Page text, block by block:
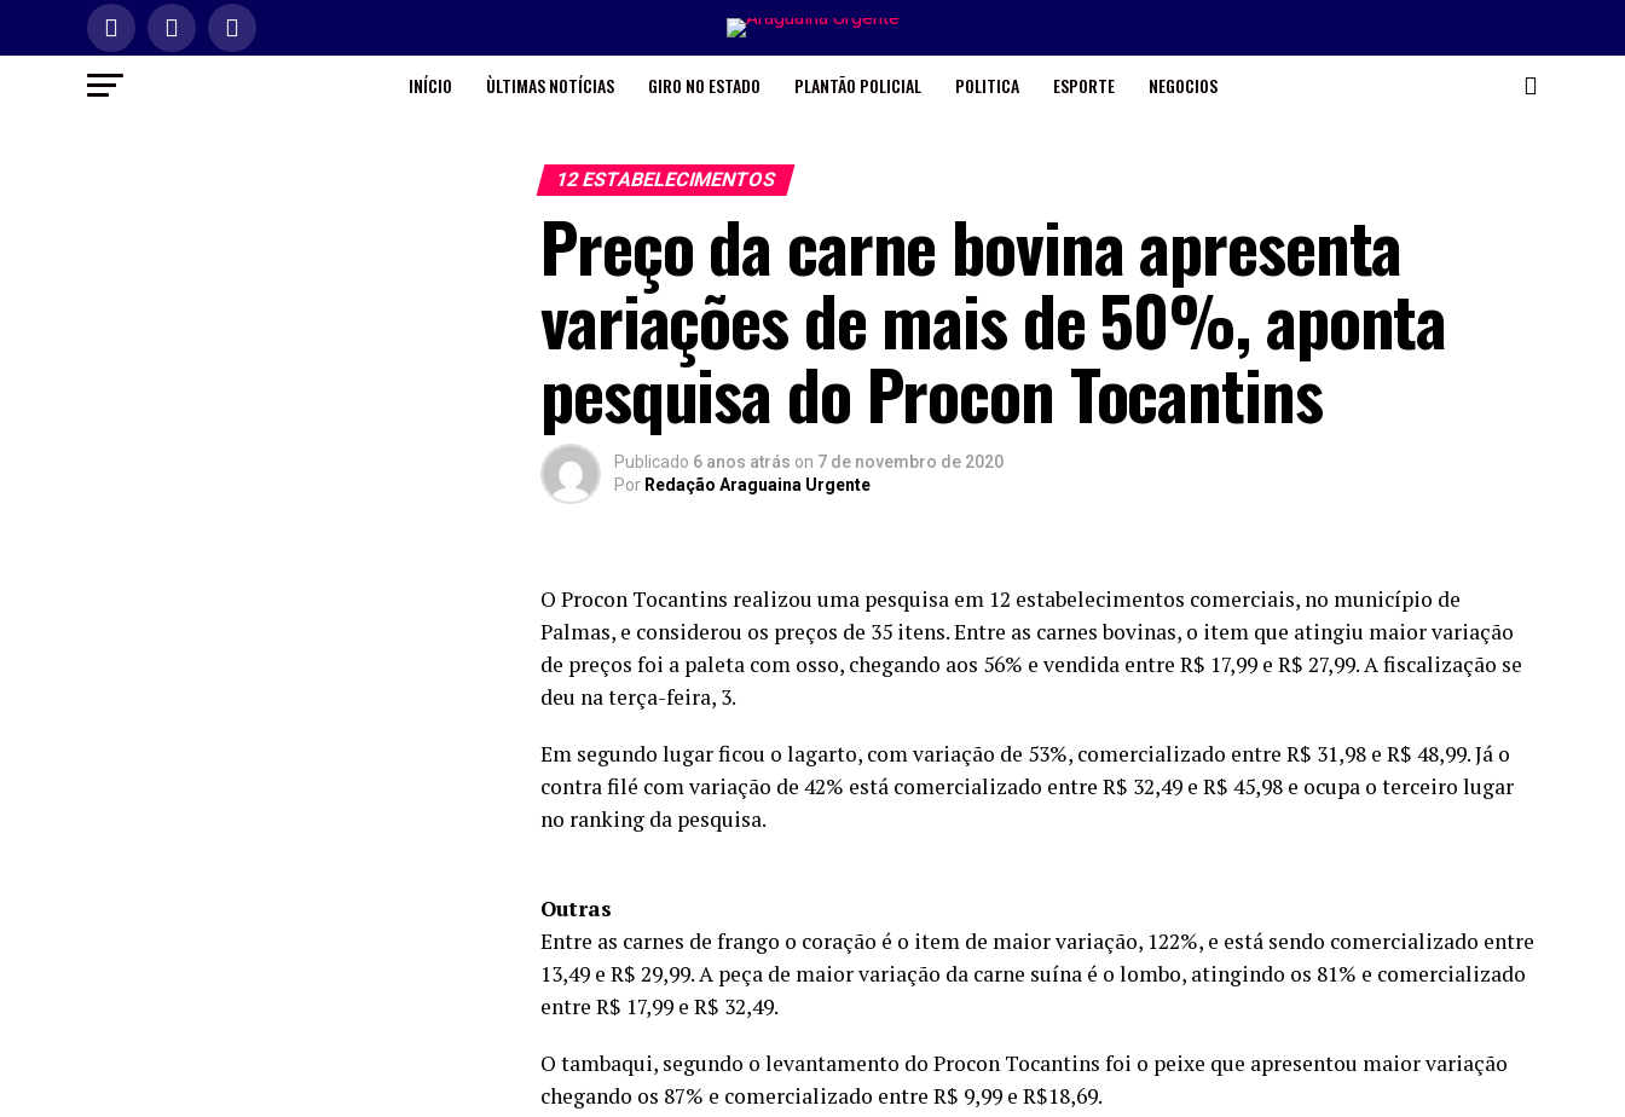
INÍCIO ÙLTIMAS NOTÍCIAS GIRO NO ESTADO PLANTÃO POLICIAL POLITICA ESPORTE NEGOCIOS
12 ESTABELECIMENTOS
Preço da carne bovina apresenta
variações de mais de 50%, aponta
pesquisa do Procon Tocantins
Publicado 6 anos atrás on 7 de novembro de 2020
Por Redação Araguaina Urgente
O Procon Tocantins realizou uma pesquisa em 12 estabelecimentos comerciais, no município de
Palmas, e considerou os preços de 35 itens. Entre as carnes bovinas, o item que atingiu maior variação
de preços foi a paleta com osso, chegando aos 56% e vendida entre R$ 17,99 e R$ 27,99. A fiscalização se
deu na terça-feira, 3.
Em segundo lugar ficou o lagarto, com variação de 53%, comercializado entre R$ 31,98 e R$ 48,99. Já o
contra filé com variação de 42% está comercializado entre R$ 32,49 e R$ 45,98 e ocupa o terceiro lugar
no ranking da pesquisa.
Outras
Entre as carnes de frango o coração é o item de maior variação, 122%, e está sendo comercializado entre
13,49 e R$ 29,99. A peça de maior variação da carne suína é o lombo, atingindo os 81% e comercializado
entre R$ 17,99 e R$ 32,49.
O tambaqui, segundo o levantamento do Procon Tocantins foi o peixe que apresentou maior variação
chegando os 87% e comercializado entre R$ 9,99 e R$18,69.